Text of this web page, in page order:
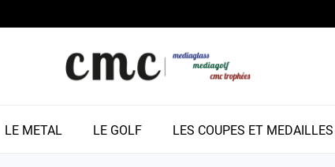
LE METAL LE GOLF LES COUPES ET MEDAILLES